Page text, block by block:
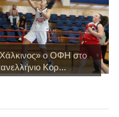
ο ΟΦΗ στο
Κορ...